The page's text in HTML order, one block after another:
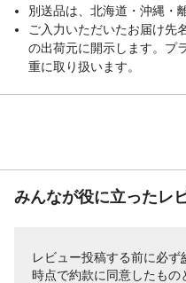
別送品は、北海道・沖縄・
ご入力いただいたお届け先
の出荷元に開示します。プ
重に取り扱います。
みんなが役に立ったレ
レビュー投稿する前に必ず
時点で約款に同意したもの